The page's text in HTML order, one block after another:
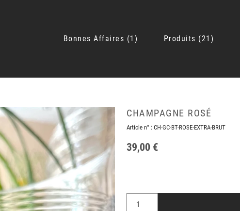
Bonnes Affaires 1 Produits 21
CHAMPAGNE ROSÉ
Article n° : CH-GC-BT-ROSE-EXTRA-BRUT
39,00 €